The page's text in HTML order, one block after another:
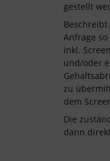
gestellt
Anfrage
inkl.
und/oder
zu
dem
Die
dann